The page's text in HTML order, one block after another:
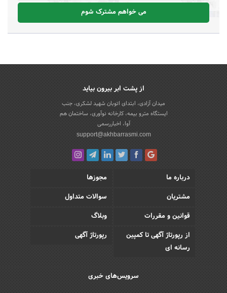
می خواهم مشترک شوم
از پشت ابر بیرون بیاید
میدان آزادی، ابتدای اتوبان شهید لشکری، جنب
ایستگاه مترو بیمه، کارخانه نوآوری، ساختمان هم
آوا، اخباررسمی
support@akhbarrasmi.com
درباره ما
مجوزها
مشتریان
سوالات متداول
قوانین و مقررات
وبلاگ
از رپورتاژ آگهی تا کمپین
رسانه ای
رپورتاژ آگهی
سرویس‌های خبری